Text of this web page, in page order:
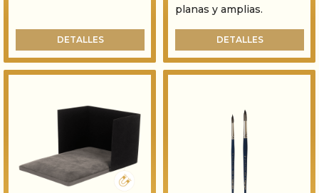
DETALLES
planas y amplias.
DETALLES